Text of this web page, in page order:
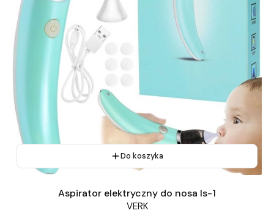
Do koszyka
Aspirator elektryczny do nosa ls-1
VERK